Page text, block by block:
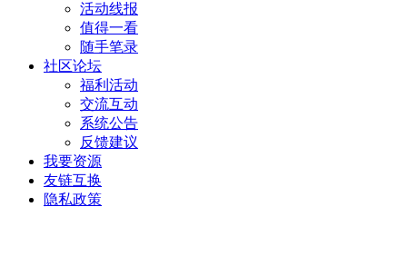
活动线报
值得一看
随手笔录
社区论坛
福利活动
交流互动
系统公告
反馈建议
我要资源
友链互换
隐私政策